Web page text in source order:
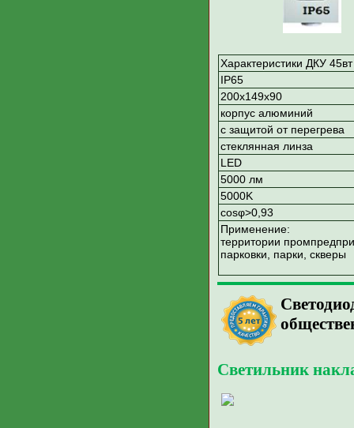
Характеристики ДКУ 45вт
IP65
200х149х90
корпус алюминий
с защитой от перегрева
стеклянная линза
LED
5000 лм
5000K
cosφ>0,93
Применение:
территории
парковки, парки, скверы
Светильник